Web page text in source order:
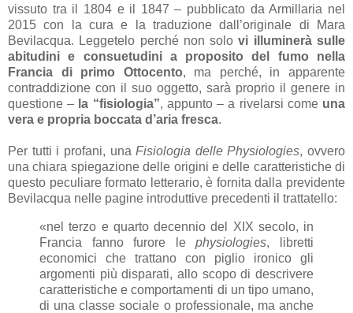
vissuto tra il 1804 e il 1847 – pubblicato da Armillaria nel
2015 con la cura e la traduzione dall’originale di Mara
Bevilacqua. Leggetelo perché non solovi illuminerà sulle
abitudini e consuetudini a proposito del fumo nella
Francia di primo Ottocento, ma perché, in apparente
contraddizione con il suo oggetto, sarà proprio il genere in
questione – la “fisiologia”, appunto – a rivelarsi come una
vera e propria boccata d’aria fresca.
Per tutti i profani, unaFisiologia delle Physiologies, ovvero
una chiara spiegazione delle origini e delle caratteristiche di
questo peculiare formato letterario, è fornita dalla previdente
Bevilacqua nelle pagine introduttive precedenti il trattatello:
«nel terzo e quarto decennio del XIX secolo, in
Francia fanno furore lephysiologies, libretti
economici che trattano con piglio ironico gli
argomenti più disparati, allo scopo di descrivere
caratteristiche e comportamenti di un tipo umano,
di una classe sociale o professionale, ma anche